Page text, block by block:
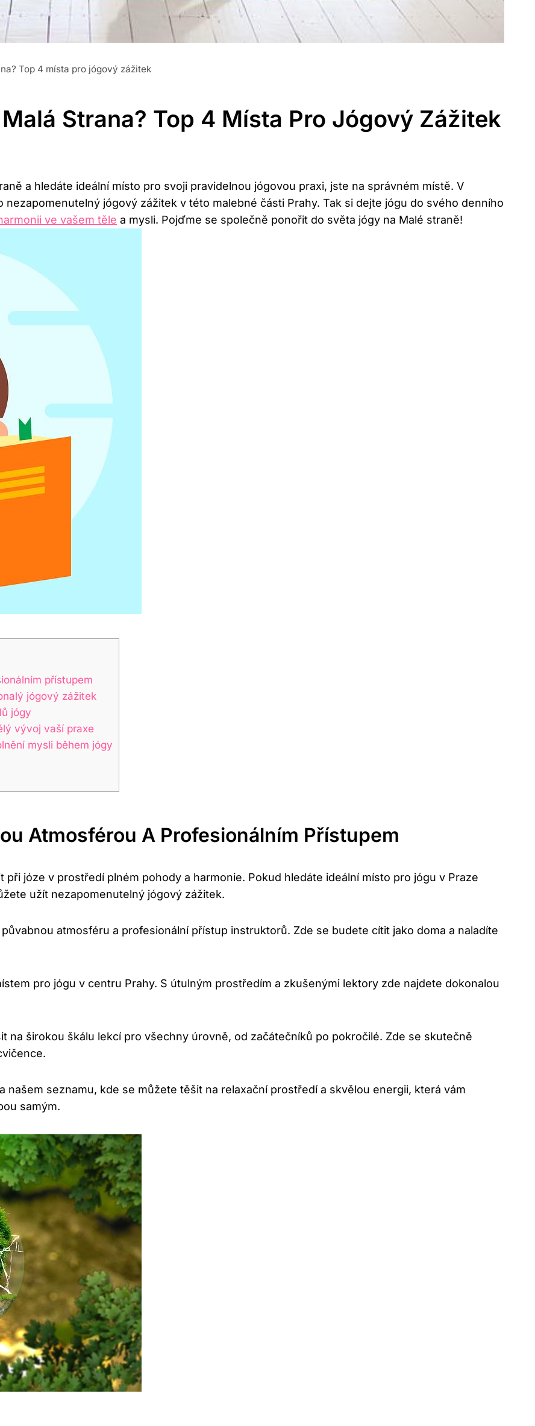
Top 4 místa pro jógový zážitek
Strana? Top 4 Místa Pro Jógový Zážitek
a hledáte ideální místo pro svoji pravidelnou jógovou praxi, jste na správném místě. V
jógový zážitek v této malebné části Prahy. Tak si dejte jógu do svého denního
ve vašem těle a mysli. Pojďme se společně ponořit do světa jógy na Malé straně!
přístupem
jógový zážitek
jógy
vývoj vaší praxe
mysli během jógy
Atmosférou A Profesionálním Přístupem
józe v prostředí plném pohody a harmonie. Pokud hledáte ideální místo pro jógu v Praze
užít nezapomenutelný jógový zážitek.
atmosféru a profesionální přístup instruktorů. Zde se budete cítit jako doma a naladíte
pro jógu v centru Prahy. S útulným prostředím a zkušenými lektory zde najdete dokonalou
na širokou škálu lekcí pro všechny úrovně, od začátečníků po pokročilé. Zde se skutečně
našem seznamu, kde se můžete těšit na relaxační prostředí a skvělou energii, která vám
samým.